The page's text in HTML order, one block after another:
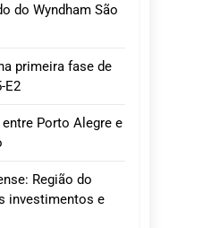
do Wyndham São
primeira fase de
E2
Porto Alegre e
Região do
investimentos e